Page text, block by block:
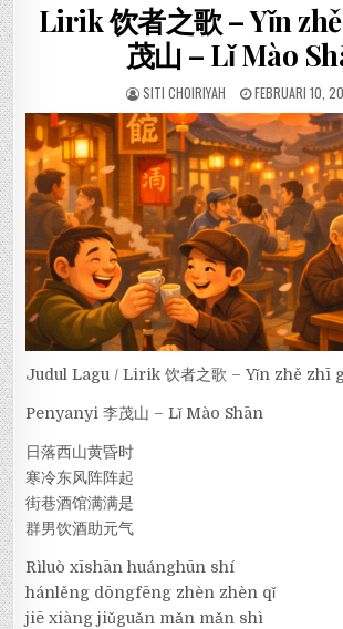
Lirik 饮者之歌 – Yǐn
茂山 – Lǐ Mào
SITI CHOIRIYAH FEBRUARI 10,
Judul Lagu / Lirik 饮者之歌 – Yǐn zhě zhī
Penyanyi 李茂山 – Lǐ Mào Shān
日落西山黄昏时
寒冷东风阵阵起
街巷酒馆满满是
群男饮酒助元气
Rìluò xīshān huánghūn shí
hánlěng dōngfēng zhèn zhèn qǐ
jiē xiàng jiǔguǎn mǎn mǎn shì